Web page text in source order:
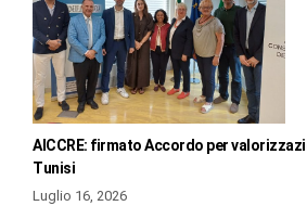
AICCRE: firmato Accordo per
Tunisi
Luglio 16, 2026